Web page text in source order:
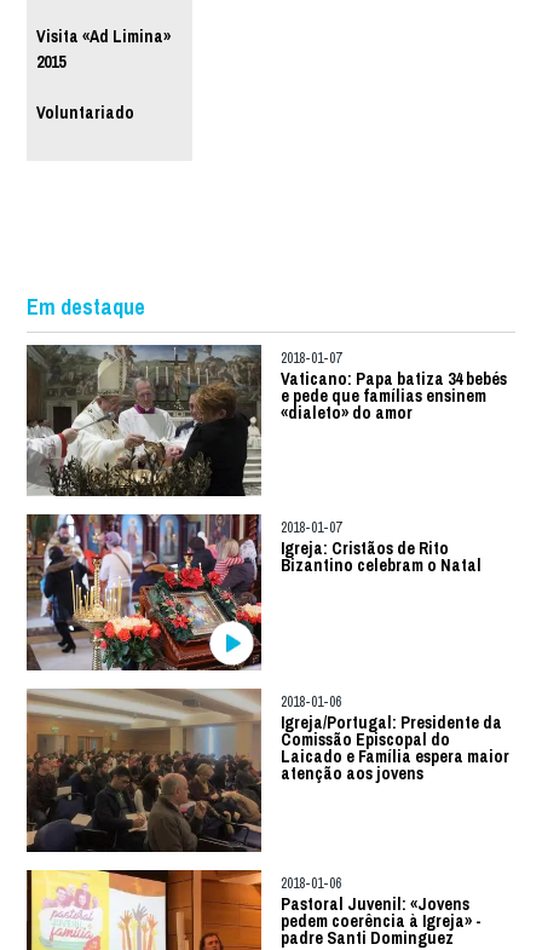
Visita «Ad Limina»
2015
Voluntariado
Em destaque
2018-01-07
Vaticano: Papa batiza 34 bebés
e pede que famílias ensinem
«dialeto» do amor
2018-01-07
Igreja: Cristãos de Rito
Bizantino celebram o Natal
2018-01-06
Igreja/Portugal: Presidente da
Comissão Episcopal do
Laicado e Família espera maior
atenção aos jovens
2018-01-06
Pastoral Juvenil: «Jovens
pedem coerência à Igreja» -
padre Santi Dominguez